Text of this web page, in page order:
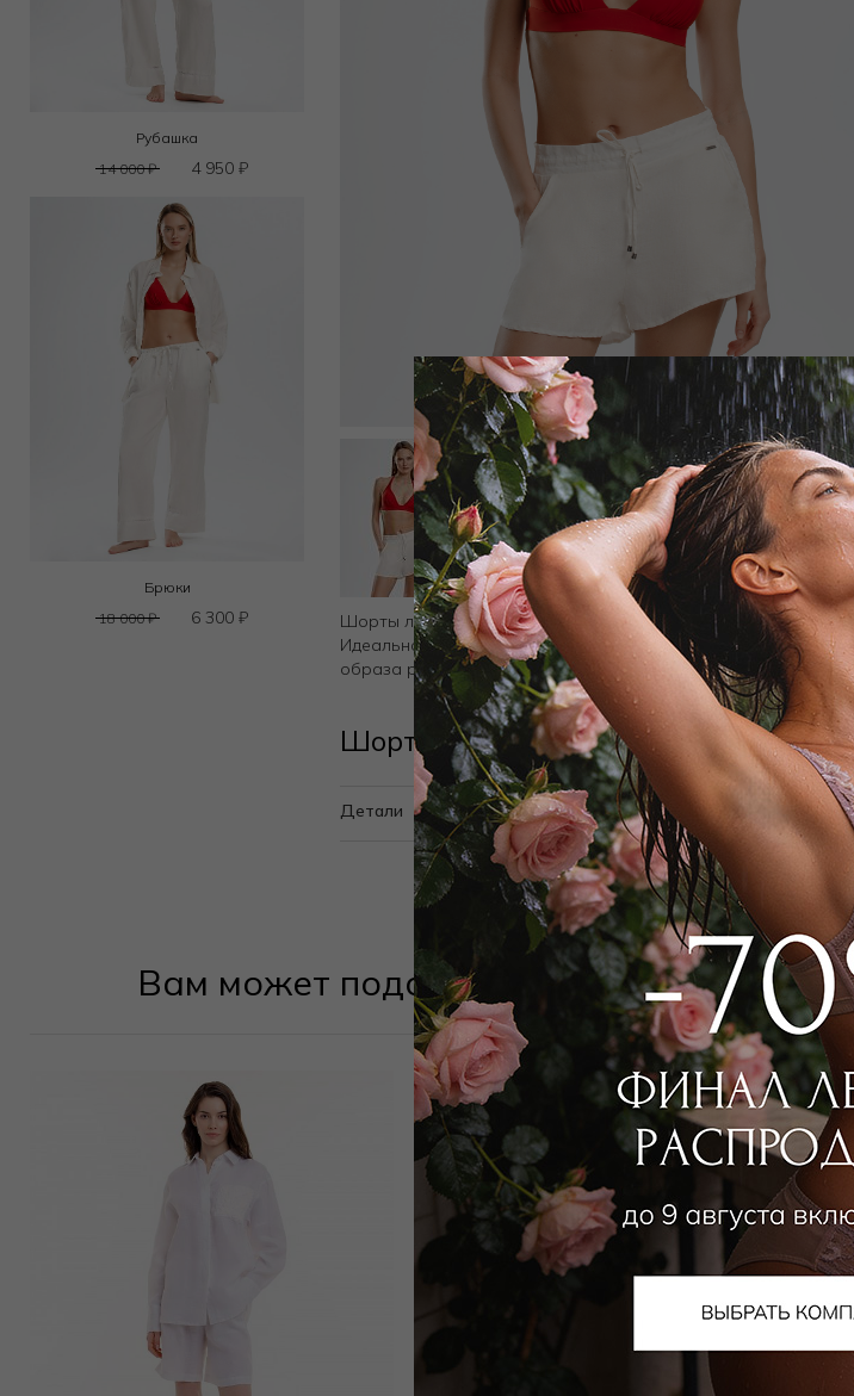
Рубашка
14 000₽ 4 950 ₽
Брюки
18 000₽ 6 300 ₽
Шорты льняные на резинке с завязками свободного кроя.
Идеальное изделие для летнего аутфита. Для дополнения
образа рекомендуем рубашку арт.PT2075CLS010.
Шорты PT2138CSH008 Белый
Детали
Вам может подойти